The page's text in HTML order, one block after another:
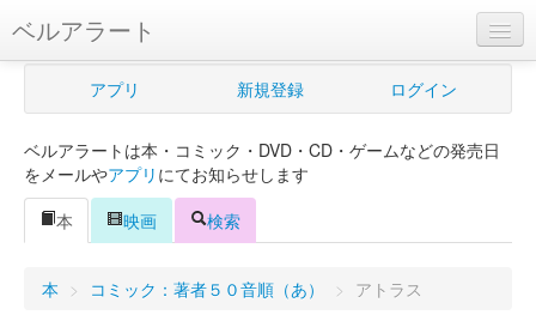
ベルアラート
ベルアラートとは
新規登録
ログイン
アプリ 新規登録 ログイン
ベルアラートは本・コミック・DVD・CD・ゲームなどの発売日
をメールやアプリ にてお知らせします
本
映画 検索
本 > コミック：著者５０音順（あ） > アトラス